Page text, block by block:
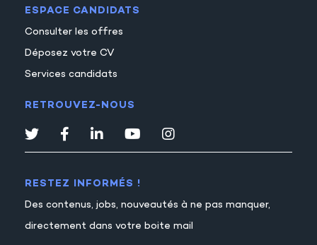
ESPACE CANDIDATS
Consulter les offres
Déposez votre CV
Services candidats
RETROUVEZ-NOUS
RESTEZ INFORMÉS !
Des contenus, jobs, nouveautés à ne pas manquer,
directement dans votre boite mail